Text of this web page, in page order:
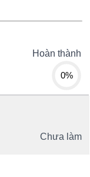
Hoàn thành
0%
Chưa làm